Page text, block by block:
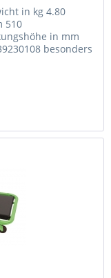
in kg 4.80
510
in mm
besonders